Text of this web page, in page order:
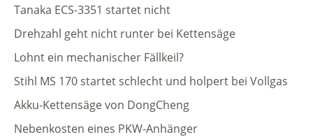
Tanaka ECS-3351 startet nicht
Drehzahl geht nicht runter bei Kettensäge
Lohnt ein mechanischer Fällkeil?
Stihl MS 170 startet schlecht und holpert bei Vollgas
Akku-Kettensäge von DongCheng
Nebenkosten eines PKW-Anhänger